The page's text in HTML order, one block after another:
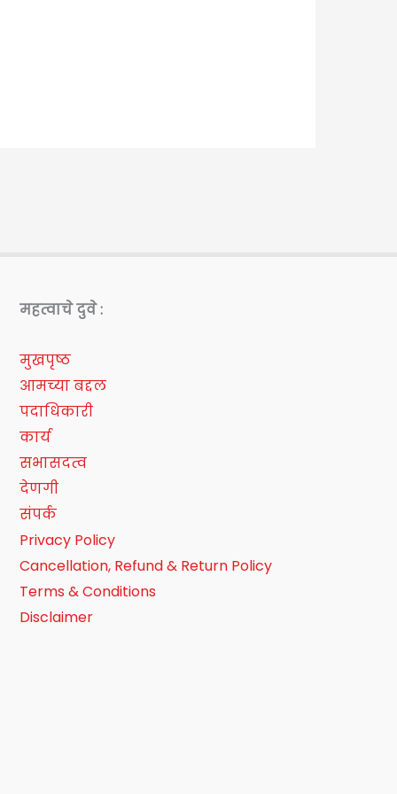
महत्वाचे दुवे :
मुखपृष्ठ
आमच्या बद्दल
पदाधिकारी
कार्य
सभासदत्व
देणगी
संपर्क
Privacy Policy
Cancellation, Refund & Return Policy
Terms & Conditions
Disclaimer